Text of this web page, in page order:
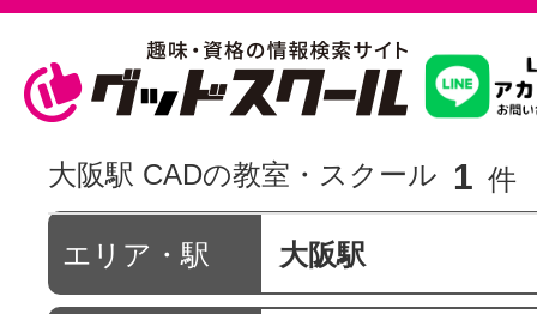
習いたいこ
スクールを
大阪駅 CADの教室・スクール 1 件
エリア・駅 大阪駅